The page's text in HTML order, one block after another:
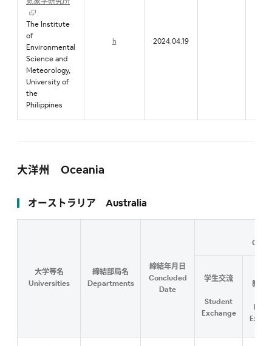
The Institute
of
Environmental
Science and
Meteorology,
University of
the
Philippines
h 2024.04.19
大洋州 Oceania
オーストラリア Australia
大学等名
Universities
締結部局名
Departments
締結年月日
Concluded
Date
学生交流
Student
Exchange
教職